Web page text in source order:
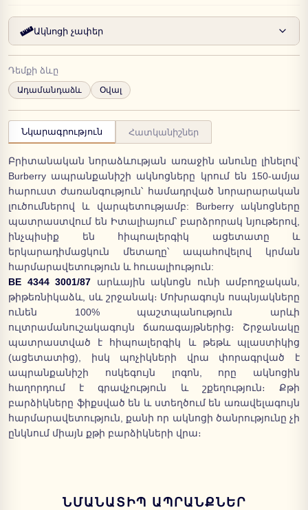
Ակնոցի չափեր
Դեմքի ձևը
Ադամանդաձև Օվալ
Նկարագրություն Հատկանիշներ
Բրիտանական նորաձևության առաջին անունը լինելով՝
Burberry ապրանքանիշի ակնոցները կրում են 150-ամյա
հարուստ ժառանգություն՝ համադրված նորարարական
լուծումներով և վարպետությամբ: Burberry ակնոցները
պատրաստվում են Իտալիայում՝ բարձրորակ նյութերով,
ինչպիսիք են հիպոալերգիկ ացետատը և
երկարադիմացկուն մետաղը՝ ապահովելով կրման
հարմարավետություն և հուսալիություն:
BE 4344 3001/87 արևային ակնոցն ունի ամբողջական,
թիթեռնիկաձև, սև շրջանակ։ Մոխրագույն ոսպնյակները
ունեն 100% պաշտպանություն արևի
ուլտրամանուշակագույն ճառագայթներից։ Շրջանակը
պատրաստված է հիպոալերգիկ և թեթև պլաստիկից
(ացետատից), իսկ պոչիկների վրա փորագրված է
ապրանքանիշի ոսկեգույն լոգոն, որը ակնոցին
հաղորդում է գրավչություն և շքեղություն։ Քթի
բարձիկները ֆիքսված են և ստեղծում են առավելագույն
հարմարավետություն, քանի որ ակնոցի ծանրությունը չի
ընկնում միայն քթի բարձիկների վրա։
ՆՄԱՆԱՏԻՊ ԱՊՐԱՆՔՆԵՐ